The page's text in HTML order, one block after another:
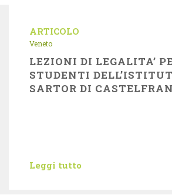
ARTICOLO
Veneto
LEZIONI DI LEGALITA’
STUDENTI
SARTOR DI
Leggi tutto